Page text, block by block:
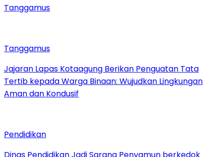
Tanggamus
Tanggamus
Jajaran Lapas Kotaagung Berikan Penguatan Tata
Tertib kepada Warga Binaan: Wujudkan Lingkungan
Aman dan Kondusif
Pendidikan
Dinas Pendidikan Jadi Sarang Penyamun berkedok